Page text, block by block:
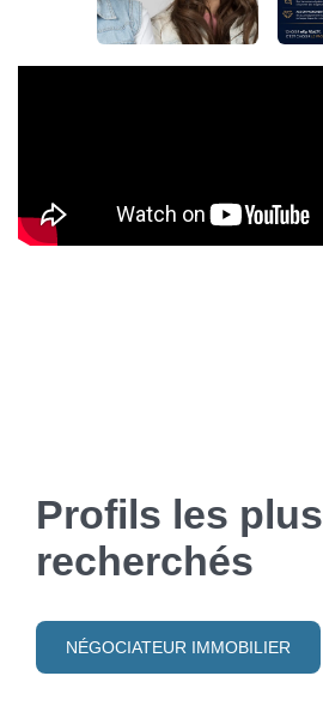
Profils les plus
recherchés
NÉGOCIATEUR IMMOBILIER